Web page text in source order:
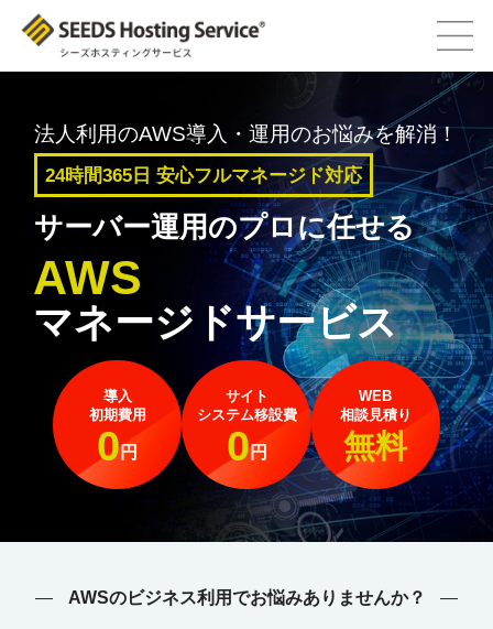
法人利用のAWS導入・運用のお悩みを解消！
24時間365日 安心フルマネージド対応
サーバー運用のプロに任せる
AWS
マネージドサービス
導入
初期費用
0円
サイト
システム移設費
0円
WEB
相談見積り
無料
AWSのビジネス利用でお悩みありませんか？